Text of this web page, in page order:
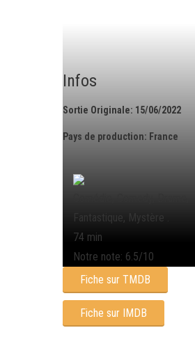
Fantastique, Mystère .
74 min
Notre note: 6.5/10
Infos
Sortie Originale: 15/06/2022
Pays de production: France
Fiche sur TMDB
Fiche sur IMDB